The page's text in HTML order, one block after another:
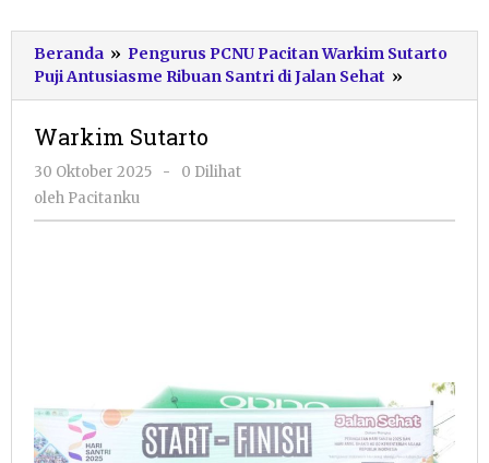
Beranda » Pengurus PCNU Pacitan Warkim Sutarto
Puji Antusiasme Ribuan Santri di Jalan Sehat »
Sutarto
Warkim Sutarto
30 Oktober 2025
oleh
-
0 Dilihat
oleh Pacitanku